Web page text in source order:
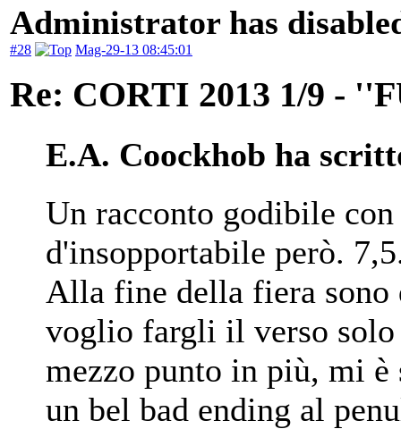
Administrator has
#28 Mag-29-13 08:45:01
Re: CORTI 2013 1/9 -
E.A. Coockhob ha
Un racconto godibile
d'insopportabile però.
Alla fine della fiera sono
voglio fargli il verso solo
mezzo punto in più, mi è
un bel bad ending al